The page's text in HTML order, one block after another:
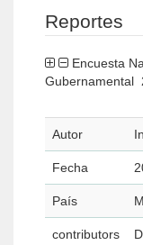
Reportes
Gubernamental
Autor
Fecha
País
contributors